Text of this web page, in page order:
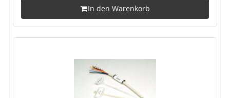
In den Warenkorb